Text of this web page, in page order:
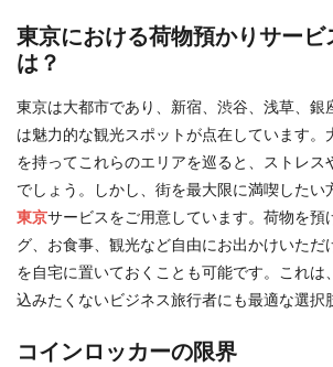
東京における荷物預かりサービ
は？
東京は大都市であり、新宿、渋谷、浅草、銀
は魅力的な観光スポットが点在しています。
を持ってこれらのエリアを巡ると、ストレス
でしょう。しかし、街を最大限に満喫したい
東京サービスをご用意しています。荷物を預
グ、お食事、観光など自由にお出かけいただ
を自宅に置いておくことも可能です。これは
込みたくないビジネス旅行者にも最適な選択
コインロッカーの限界